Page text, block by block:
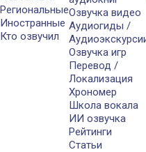
Региональные
Иностранные
Кто озвучил
Озвучка видео
Аудиогиды /
Озвучка игр
Перевод /
Локализация
Хрономер
Школа вокала
ИИ озвучка
Рейтинги
Статьи